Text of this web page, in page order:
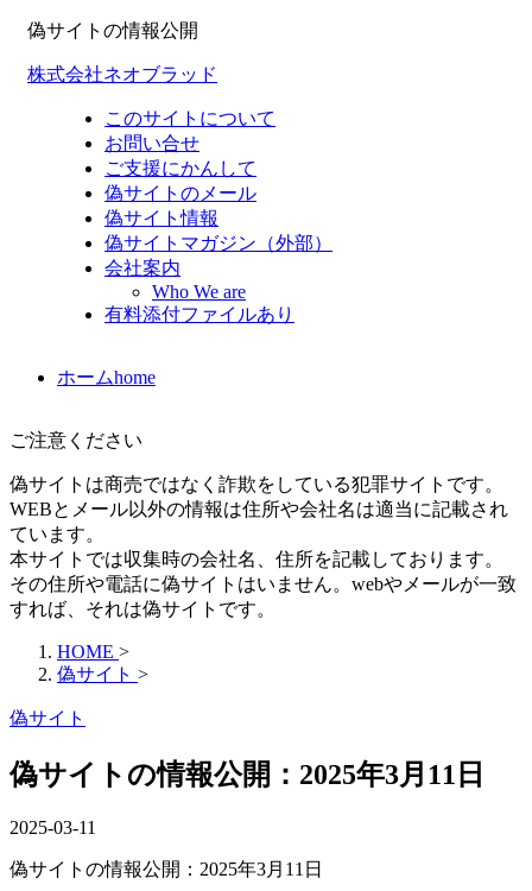
偽サイトの情報公開
株式会社ネオブラッド
このサイトについて
お問い合せ
ご支援にかんして
偽サイトのメール
偽サイト情報
偽サイトマガジン（外部）
会社案内
Who We are
有料添付ファイルあり
ホームhome
ご注意ください
偽サイトは商売ではなく詐欺をしている犯罪サイトです。
WEBとメール以外の情報は住所や会社名は適当に記載され
ています。
本サイトでは収集時の会社名、住所を記載しております。
その住所や電話に偽サイトはいません。webやメールが一致
すれば、それは偽サイトです。
HOME >
偽サイト >
偽サイト
偽サイトの情報公開：2025年3月11日
2025-03-11
偽サイトの情報公開：2025年3月11日